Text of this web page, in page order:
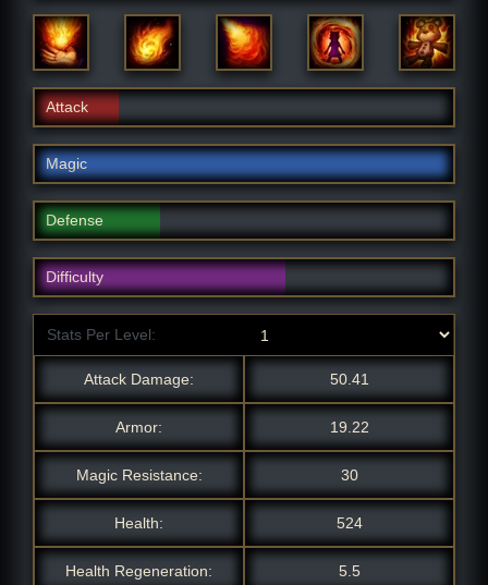
Attack
Magic
Defense
Difficulty
Stats Per Level:
Attack Damage: 50.41
Armor: 19.22
Magic Resistance: 30
Health: 524
Health Regeneration: 5.5